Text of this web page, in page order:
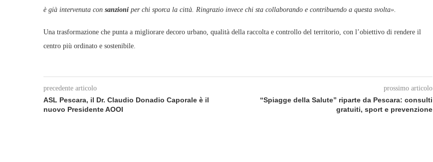
è già intervenuta con sanzioni per chi sporca la città. Ringrazio invece chi sta collaborando e contribuendo a questa svolta».
Una trasformazione che punta a migliorare decoro urbano, qualità della raccolta e controllo del territorio, con l’obiettivo di rendere il
centro più ordinato e sostenibile.
precedente articolo
ASL Pescara, il Dr. Claudio Donadio Caporale è il
nuovo Presidente AOOI
prossimo articolo
“Spiagge della Salute” riparte da Pescara: consulti
gratuiti, sport e prevenzione